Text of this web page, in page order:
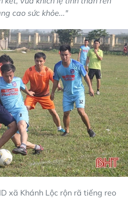
cao sức khỏe..."
xã Khánh Lộc rộn rã tiếng reo